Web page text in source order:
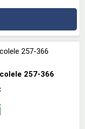
257-366